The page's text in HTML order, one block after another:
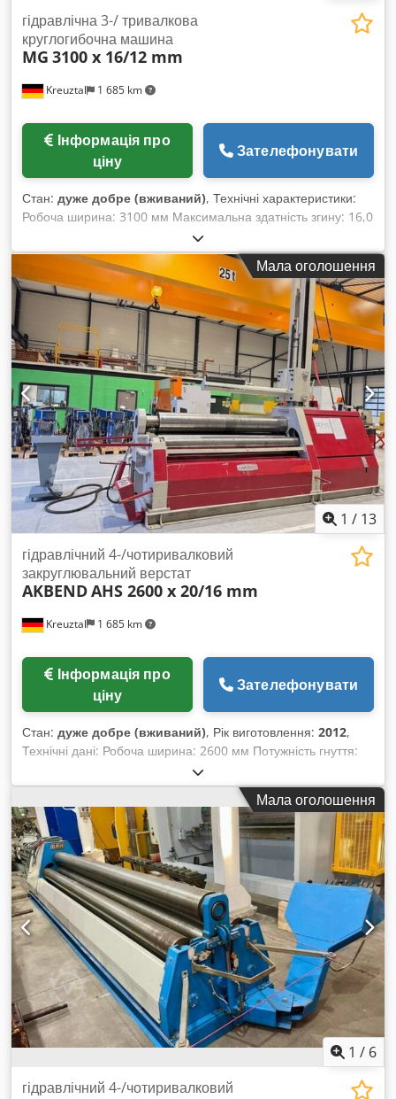
Kreuztal 1 685 km
гідравлічна 3-/ тривалкова
круглогибочна машина
MG 3100 x 16/12 mm
ціну
Зателефонувати
Стан: дуже добре (вживаний), Технічні характеристики:
Робоча ширина: 3100 мм Максимальна здатність згину: 16,0
мм Максимальний вигин: 12,0 мм Діаметр верхнього вала:
300 мм Діаметр бічних валів: 270 мм Усі три вали
приводяться в рух Загартовані вали Dkedpfjxyvx Tox Aa Djr
Конусне пристосування для згинання шляхом нахилу бічних
валів Поворотна панель керування з цифровим дисплеєм
Гідравлічні підшипники з відкидною кришкою Потужність
двигуна: 7,5 кВт Габарити (Довжина x Ширина x Висота):
приблизно 5800 x 1700 x 1500 мм Вага: приблизно 8,5 тонн
Продавець не несе відповідальності за помилки у написанні
або передачі даних. Стан машини відповідає її віку за
зовнішнім виглядом, технікою та ступенем зносу; вживані
машини продаються без будь-яких гарантій.
Мала оголошення
1 / 13
Kreuztal 1 685 km
гідравлічний 4-/чотиривалковий
закруглювальний верстат
AKBENDAHS 2600 x 20/16 mm
ціну
Зателефонувати
Стан: дуже добре (вживаний), Рік виготовлення: 2012,
Технічні дані: Робоча ширина: 2600 мм Потужність гнуття:
20,0 мм Попереднє гнуття: 16,0 мм Діаметр верхнього
валка: 330 мм Діаметр середнього валка: 300 мм Діаметр
бічних валків: 240 мм Конусний пристрій для гнуття шляхом
нахилу обох бічних валків Пересувний пульт керування з
цифровим дисплеєм Потужність двигуна: 11 кВт
Маркування CE Розміри (Д x Ш x В): приблизно 5800 x 2300
x 1900 мм Вага: приблизно 11 т Додаткове оснащення:
Пристрій для допомоги при гнутті зверху Dkodpox Ii Hvsfx
Aa Dor Продавець не несе відповідальності за друкарські
або передавальні помилки. Стан машини по зовнішньому
вигляду, технічному стану та ступеню зносу відповідає її
віку; б/у машини продаються без будь-яких гарантій.
Мала оголошення
1 / 6
гідравлічний 4-/чотиривалковий